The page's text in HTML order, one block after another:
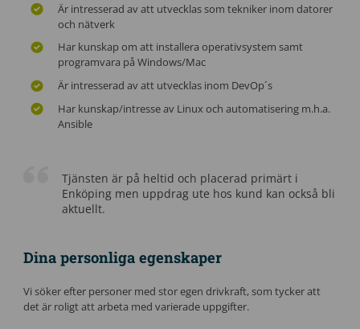
Är intresserad av att utvecklas som tekniker inom datorer
och nätverk
Har kunskap om att installera operativsystem samt
programvara på Windows/Mac
Är intresserad av att utvecklas inom DevOp´s
Har kunskap/intresse av Linux och automatisering m.h.a.
Ansible
Tjänsten är på heltid och placerad primärt i
Enköping men uppdrag ute hos kund kan också bli
aktuellt.
Dina personliga egenskaper
Vi söker efter personer med stor egen drivkraft, som tycker att
det är roligt att arbeta med varierade uppgifter.